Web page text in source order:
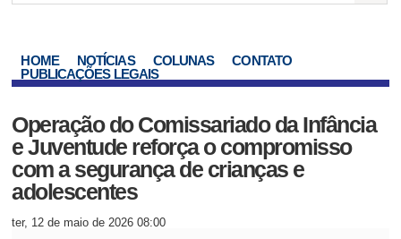
HOME NOTÍCIAS COLUNAS
CONTATO
PUBLICAÇÕES LEGAIS
Operação do Comissariado da Infância
e Juventude reforça o compromisso
com a segurança de crianças e
adolescentes
ter, 12 de maio de 2026 08:00